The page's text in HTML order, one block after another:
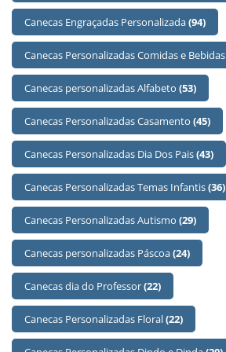
Canecas Engraçadas Personalizada(94)
Canecas Personalizadas Comidas e Bebidas
Canecas personalizadas Alfabeto (53)
Canecas Personalizadas Casamento (45)
Canecas Personalizadas Dia Dos Pais(43)
Canecas Personalizadas Temas Infantis(36)
Canecas Personalizadas Autismo (29)
Canecas personalizadas Páscoa(24)
Canecas dia do Professor(22)
Canecas Personalizadas Floral(22)